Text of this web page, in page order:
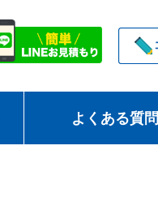
よくある質問